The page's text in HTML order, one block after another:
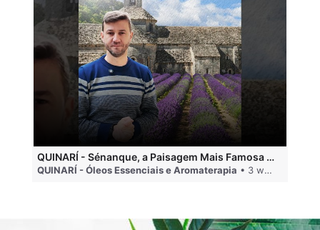
QUINARÍ - Sénanque, a Paisagem Mais Famosa da Aromaterapia
QUINARÍ - Óleos Essenciais e Aromaterapia • 3 weeks ago